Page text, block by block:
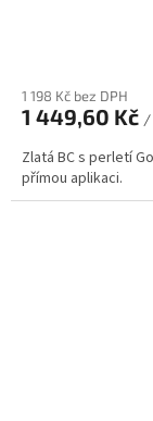
1 198 Kč bez DPH
1 449,60 Kč /
Zlatá BC s perletí
přímou aplikaci.